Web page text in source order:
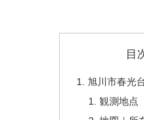
目
旭川市春光
観測地点